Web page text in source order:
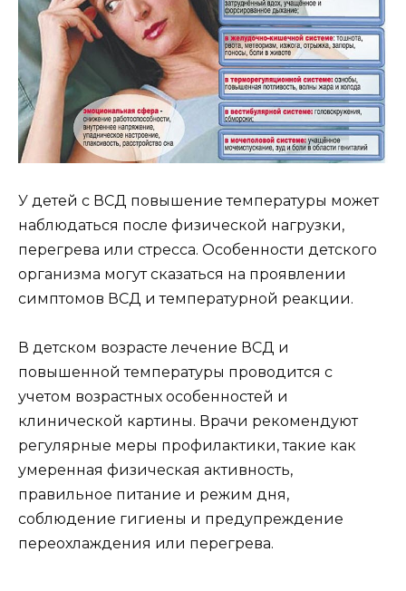
У детей с ВСД повышение температуры может
наблюдаться после физической нагрузки,
перегрева или стресса. Особенности детского
организма могут сказаться на проявлении
симптомов ВСД и температурной реакции.
В детском возрасте лечение ВСД и
повышенной температуры проводится с
учетом возрастных особенностей и
клинической картины. Врачи рекомендуют
регулярные меры профилактики, такие как
умеренная физическая активность,
правильное питание и режим дня,
соблюдение гигиены и предупреждение
переохлаждения или перегрева.